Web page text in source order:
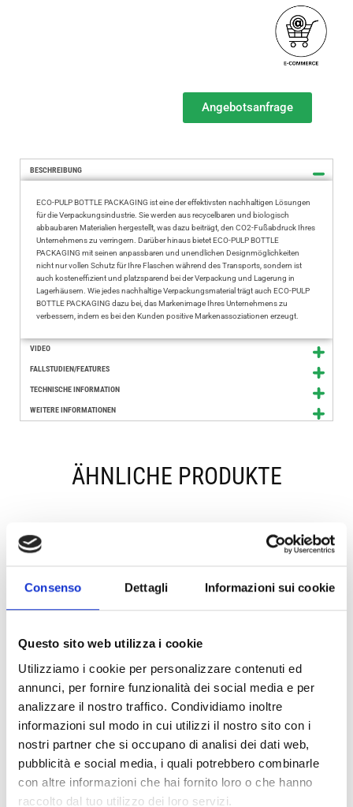
Consenso Dettagli Informazioni sui cookie
Questo sito web utilizza i cookie
Utilizziamo i cookie per personalizzare contenuti ed
annunci, per fornire funzionalità dei social media e per
analizzare il nostro traffico. Condividiamo inoltre
informazioni sul modo in cui utilizzi il nostro sito con i
nostri partner che si occupano di analisi dei dati web,
pubblicità e social media, i quali potrebbero combinarle
con altre informazioni che hai fornito loro o che hanno
raccolto dal tuo utilizzo dei loro servizi.
Angebotsanfrage
BESCHREIBUNG
ECO-PULP BOTTLE PACKAGING ist eine der effektivsten nachhaltigen Lösungen
für die Verpackungsindustrie. Sie werden aus recycelbaren und biologisch
abbaubaren Materialien hergestellt, was dazu beiträgt, den CO2-Fußabdruck Ihres
Unternehmens zu verringern. Darüber hinaus bietet ECO-PULP BOTTLE
PACKAGING mit seinen anpassbaren und unendlichen Designmöglichkeiten
nicht nur vollen Schutz für Ihre Flaschen während des Transports, sondern ist
auch kosteneffizient und platzsparend bei der Verpackung und Lagerung in
Lagerhäusern. Wie jedes nachhaltige Verpackungsmaterial trägt auch ECO-PULP
BOTTLE PACKAGING dazu bei, das Markenimage Ihres Unternehmens zu
verbessern, indem es bei den Kunden positive Markenassoziationen erzeugt.
VIDEO
FALLSTUDIEN/FEATURES
TECHNISCHE INFORMATION
WEITERE INFORMATIONEN
ÄHNLICHE PRODUKTE
ECO-MUSHROOM
FLASCHENVERPACKUNG
ECO-SINGLE
BOX
FLEXI-HEX®